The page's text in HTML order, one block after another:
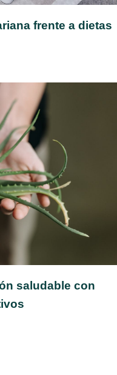
frente a dietas
saludable con